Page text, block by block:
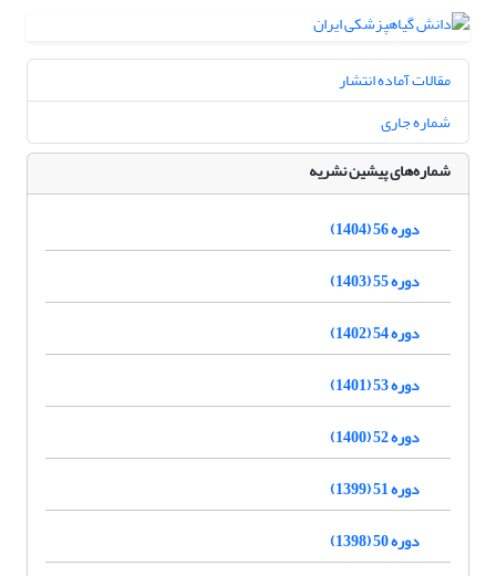
مقالات آماده انتشار
شماره جاری
شماره‌های پیشین نشریه
دوره 56 (1404)
دوره 55 (1403)
دوره 54 (1402)
دوره 53 (1401)
دوره 52 (1400)
دوره 51 (1399)
دوره 50 (1398)